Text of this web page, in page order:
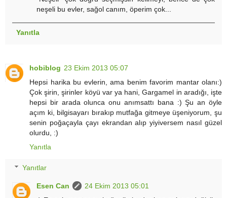
neşeli bu evler, sağol canım, öperim çok...
Yanıtla
hobiblog 23 Ekim 2013 05:07
Hepsi harika bu evlerin, ama benim favorim mantar olanı:)
Çok şirin, şirinler köyü var ya hani, Gargamel in aradığı, işte
hepsi bir arada olunca onu anımsattı bana :) Şu an öyle
açım ki, bilgisayarı bırakıp mutfağa gitmeye üşeniyorum, şu
senin poğaçayla çayı ekrandan alıp yiyiversem nasıl güzel
olurdu, :)
Yanıtla
Yanıtlar
Esen Can
24 Ekim 2013 05:01